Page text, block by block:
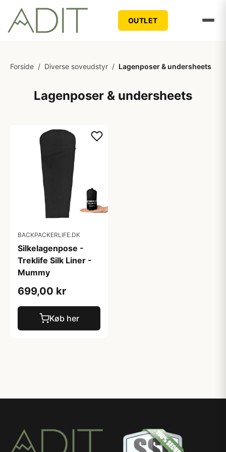
OUTLET
Forside / Diverse soveudstyr / Lagenposer & undersheets
Lagenposer & undersheets
BACKPACKERLIFE.DK
Silkelagenpose -
Treklife Silk Liner -
Mummy
699,00 kr
Køb her